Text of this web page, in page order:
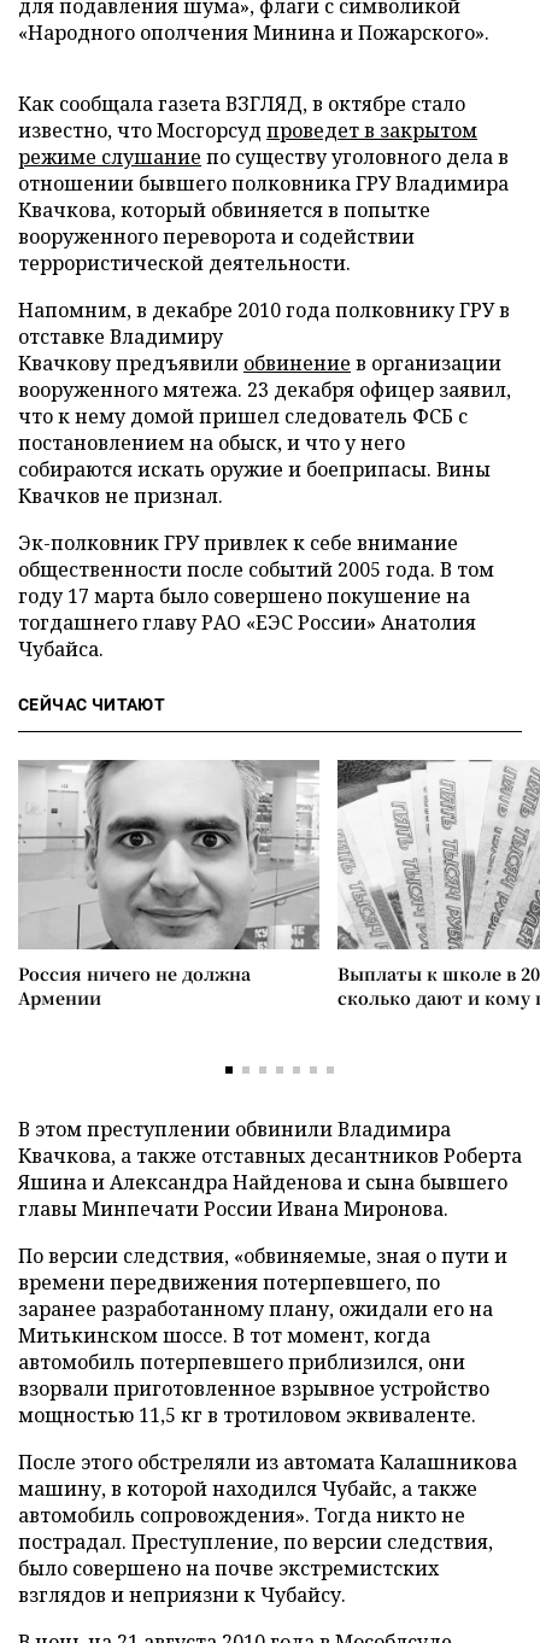
для подавления шума», флаги с символикой
«Народного ополчения Минина и Пожарского».
Как сообщала газета ВЗГЛЯД, в октябре стало
известно, что Мосгорсуд проведет в закрытом
режиме слушание по существу уголовного дела в
отношении бывшего полковника ГРУ Владимира
Квачкова, который обвиняется в попытке
вооруженного переворота и содействии
террористической деятельности.
Напомним, в декабре 2010 года полковнику ГРУ в
отставке Владимиру
Квачкову предъявили обвинение в организации
вооруженного мятежа. 23 декабря офицер заявил,
что к нему домой пришел следователь ФСБ с
постановлением на обыск, и что у него
собираются искать оружие и боеприпасы. Вины
Квачков не признал.
Эк-полковник ГРУ привлек к себе внимание
общественности после событий 2005 года. В том
году 17 марта было совершено покушение на
тогдашнего главу РАО «ЕЭС России» Анатолия
Чубайса.
СЕЙЧАС ЧИТАЮТ
Россия ничего не должна
Армении
Выплаты к школе в
сколько дают и
В этом преступлении обвинили Владимира
Квачкова, а также отставных десантников Роберта
Яшина и Александра Найденова и сына бывшего
главы Минпечати России Ивана Миронова.
По версии следствия, «обвиняемые, зная о пути и
времени передвижения потерпевшего, по
заранее разработанному плану, ожидали его на
Митькинском шоссе. В тот момент, когда
автомобиль потерпевшего приблизился, они
взорвали приготовленное взрывное устройство
мощностью 11,5 кг в тротиловом эквиваленте.
После этого обстреляли из автомата Калашникова
машину, в которой находился Чубайс, а также
автомобиль сопровождения». Тогда никто не
пострадал. Преступление, по версии следствия,
было совершено на почве экстремистских
взглядов и неприязни к Чубайсу.